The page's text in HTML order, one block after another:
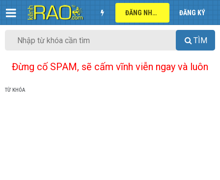
ĐĂNG NHẬP ĐĂNG KÝ
TÌM
Đừng cố SPAM, sẽ cấm vĩnh viễn ngay và luôn
TỪ KHÓA